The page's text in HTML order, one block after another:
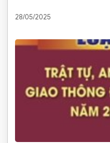
28/05/2025